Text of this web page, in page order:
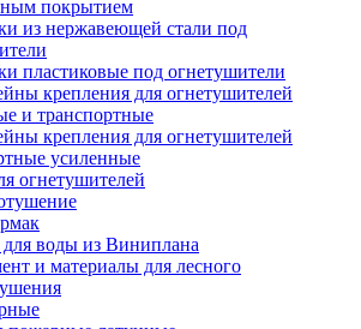
покрытием
из нержавеющей стали под
пластиковые под огнетушители
крепления для огнетушителей
и транспортные
крепления для огнетушителей
усиленные
огнетушителей
воды из Виниплана
и материалы для лесного